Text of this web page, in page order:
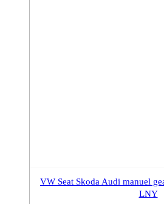
VW Seat Skoda Audi manuel
LNY